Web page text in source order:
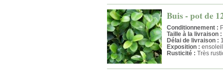
Buis - pot de
Conditionnement :
Taille à la livraison :
Délai de livraison :
Exposition :
Rusticité : Très